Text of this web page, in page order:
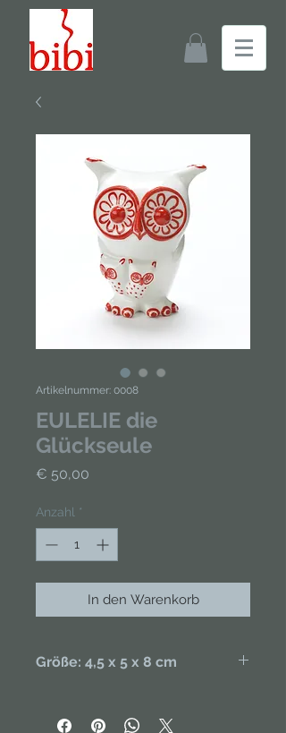
Artikelnummer: 0008
EULELIE die
Glückseule
€ 50,00
Anzahl *
In den Warenkorb
Größe: 4,5 x 5 x 8 cm